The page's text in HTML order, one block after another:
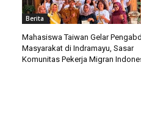
Berita
Mahasiswa Taiwan Gelar
Masyarakat di Indramayu, Sasar
Komunitas Pekerja Migran